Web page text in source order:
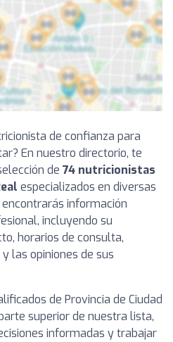
de confianza para
En nuestro directorio, te
de 74 nutricionistas
especializados en diversas
información
incluyendo su
horarios de consulta,
las opiniones de sus
de Provincia de Ciudad
superior de nuestra lista,
informadas y trabajar